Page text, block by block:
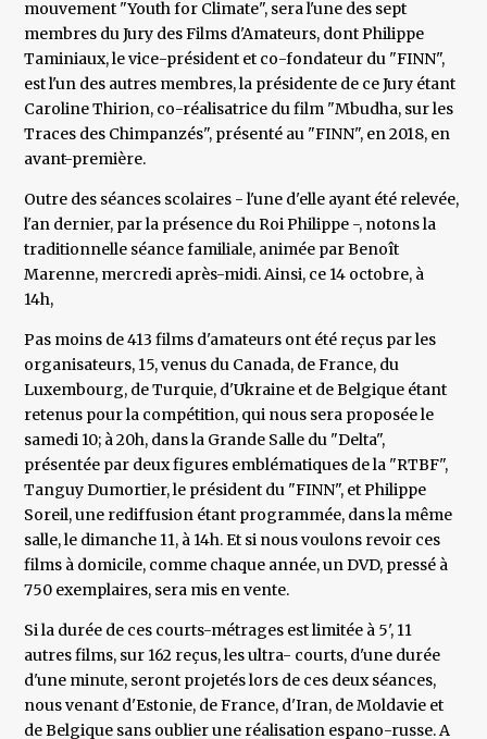
mouvement "Youth for Climate", sera l'une des sept
membres du Jury des Films d'Amateurs, dont Philippe
Taminiaux, le vice-président et co-fondateur du "FINN",
est l'un des autres membres, la présidente de ce Jury étant
Caroline Thirion, co-réalisatrice du film "Mbudha, sur les
Traces des Chimpanzés", présenté au "FINN", en 2018, en
avant-première.
Outre des séances scolaires - l'une d'elle ayant été relevée,
l'an dernier, par la présence du Roi Philippe -, notons la
traditionnelle séance familiale, animée par Benoît
Marenne, mercredi après-midi. Ainsi, ce 14 octobre, à
14h,
Pas moins de 413 films d'amateurs ont été reçus par les
organisateurs, 15, venus du Canada, de France, du
Luxembourg, de Turquie, d'Ukraine et de Belgique étant
retenus pour la compétition, qui nous sera proposée le
samedi 10; à 20h, dans la Grande Salle du "Delta",
présentée par deux figures emblématiques de la "RTBF",
Tanguy Dumortier, le président du "FINN", et Philippe
Soreil, une rediffusion étant programmée, dans la même
salle, le dimanche 11, à 14h. Et si nous voulons revoir ces
films à domicile, comme chaque année, un DVD, pressé à
750 exemplaires, sera mis en vente.
Si la durée de ces courts-métrages est limitée à 5', 11
autres films, sur 162 reçus, les ultra- courts, d'une durée
d'une minute, seront projetés lors de ces deux séances,
nous venant d'Estonie, de France, d'Iran, de Moldavie et
de Belgique sans oublier une réalisation espano-russe. A